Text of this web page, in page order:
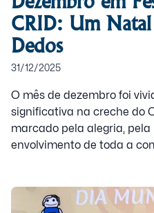
CRID: Um
Dedos
31/12/2025
O mês de dezembro foi
significativa na creche do
marcado pela alegria,
envolvimento de toda a